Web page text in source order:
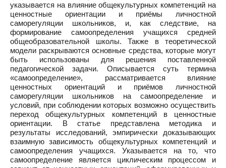
указывается на влияние общекультурных компетенций на
ценностные ориентации и приёмы личностной
саморегуляции школьников, и, как следствие, на
формирование самоопределения учащихся средней
общеобразовательной школы. Также в теоретической
модели раскрываются основные средства, которые могут
быть использованы для решения поставленной
педагогической задачи. Описывается суть термина
«самоопределение», рассматривается влияние
ценностных ориентаций и приёмов личностной
саморегуляции школьников на самоопределение и
условий, при соблюдении которых возможно осуществить
переход общекультурных компетенций в ценностные
ориентации. В статье представлена методика и
результаты исследований, эмпирически доказывающих
взаимную зависимость общекультурных компетенций и
самоопределения учащихся. Указывается на то, что
самоопределение является циклическим процессом и